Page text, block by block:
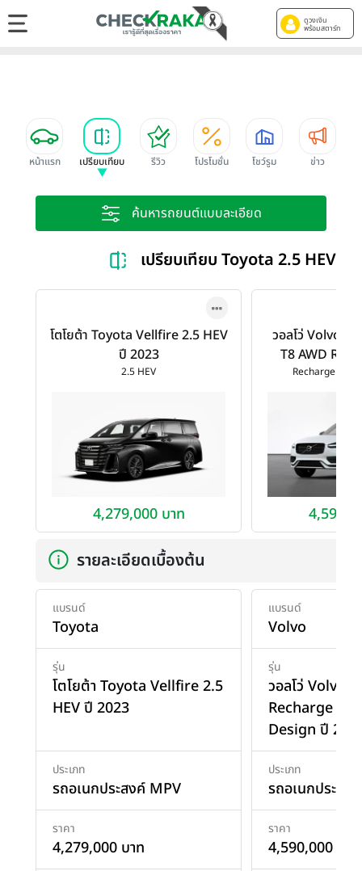
ดูวงเงิน
พร้อมสตาร์ท
หน้าแรก เปรียบเทียบ รีวิว โปรโมชั่น โชว์รูม ข่าว
ค้นหารถยนต์แบบละเอียด
เปรียบเทียบ Toyota 2.5 HEV
โตโยต้า Toyota Vellfire 2.5 HEV
ปี 2023
2.5 HEV
4,279,000 บาท
วอลโว่ Volvo
T8 AWD R-
Recharge T8
รายละเอียดเบื้องต้น
แบรนด์
Toyota
รุ่น
โตโยต้า Toyota Vellfire 2.5
HEV ปี 2023
ประเภท
รถอเนกประสงค์ MPV
ราคา
4,279,000 บาท
แบรนด์
Volvo
รุ่น
วอลโว่ Volvo
Recharge T8
Design ปี
ประเภท
รถอเนกประสง
ราคา
4,590,000 บาท